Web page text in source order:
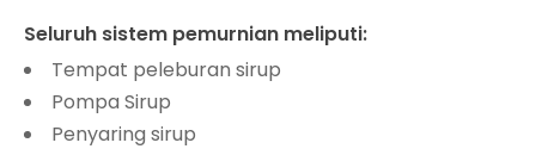
Seluruh sistem pemurnian meliputi:
Tempat peleburan sirup
Pompa Sirup
Penyaring sirup